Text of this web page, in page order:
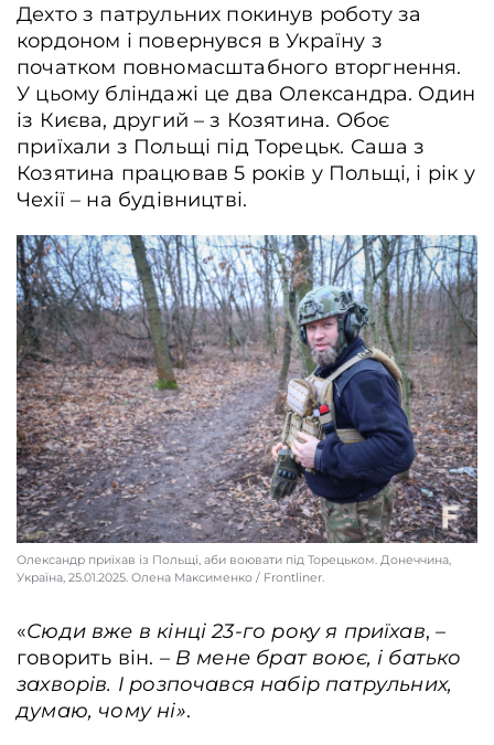
Ранкова кава у бліндажі. Донеччина, Україна, 25.01.2025. Олена Максименко
Frontliner.
Дехто з патрульних покинув роботу за
кордоном і повернувся в Україну з
початком повномасштабного вторгнення.
У цьому бліндажі це два Олександра. Один
із Києва, другий – з Козятина. Обоє
приїхали з Польщі під Торецьк. Саша з
Козятина працював 5 років у Польщі, і рік у
Чехії – на будівництві.
Олександр приїхав із Польщі, аби воювати під Торецьком. Донеччина,
Україна, 25.01.2025. Олена Максименко / Frontliner.
«Сюди вже в кінці 23-го року я приїхав, –
говорить він. – В мене брат воює, і батько
захворів. І розпочався набір патрульних,
думаю, чому ні».